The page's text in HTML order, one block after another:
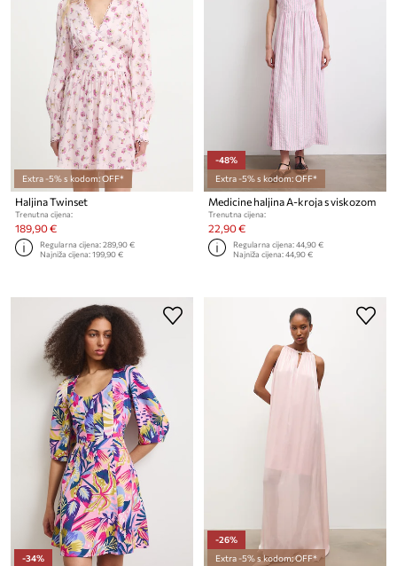
Extra -5% s kodom: OFF*
Haljina Twinset
Trenutna cijena:
189,90 €
Regularna cijena:289,90 €
Najniža cijena:199,90 €
-48%
Extra -5% s kodom: OFF*
Medicine haljina A-kroja s viskozom
Trenutna cijena:
22,90 €
Regularna cijena:44,90 €
Najniža cijena:44,90 €
-34%
-26%
Extra -5% s kodom: OFF*